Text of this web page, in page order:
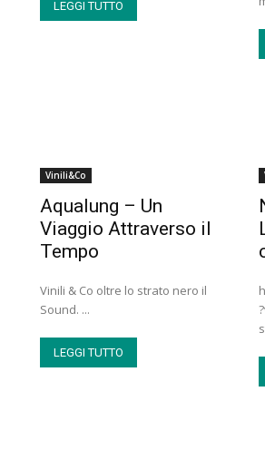
LEGGI TUTTO
Vinili&Co
Aqualung – Un
Viaggio Attraverso il
Tempo
Vinili & Co oltre lo strato nero il
Sound. ...
LEGGI TUTTO